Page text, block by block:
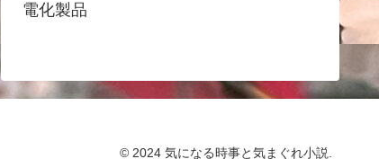
電化製品
© 2024 気になる時事と気まぐれ小説.